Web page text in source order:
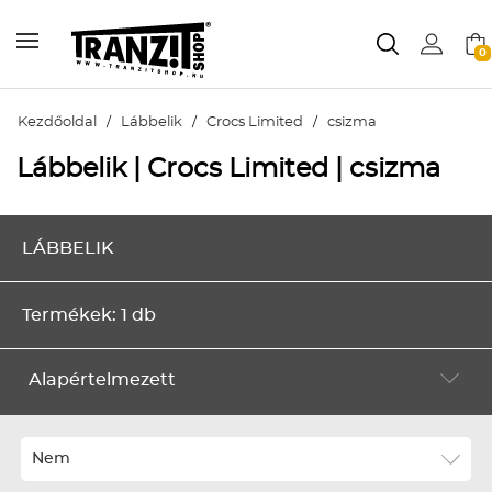
0
Kezdőoldal / Lábbelik / Crocs Limited / csizma
Lábbelik | Crocs Limited | csizma
LÁBBELIK
Termékek: 1 db
Alapértelmezett
Alapértelmezett
Legújabbak
Nem